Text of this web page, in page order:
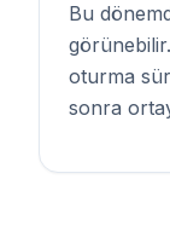
Bu
oturma
sonra